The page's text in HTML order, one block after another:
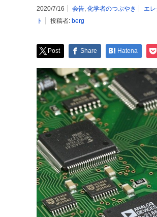
2020/7/16 会告, 化学者のつぶやき エ
ト
投稿者: berg
Post Share Hatena